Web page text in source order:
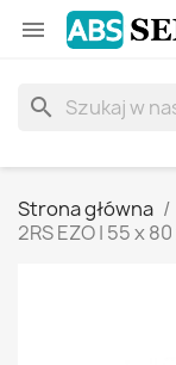

search
Strona główna
2RS EZO | 55 x 80